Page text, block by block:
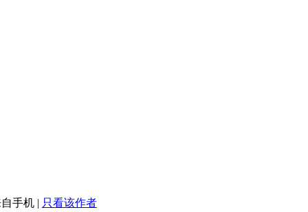
手机 | 只看该作者